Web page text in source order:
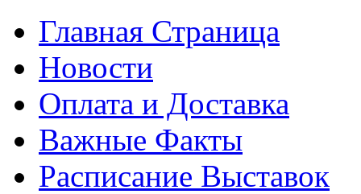
Главная Страница
Новости
Оплата и Доставка
Важные Факты
Расписание Выставок